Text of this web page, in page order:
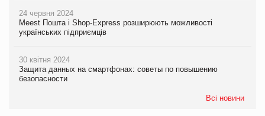
24 червня 2024
Meest Пошта і Shop-Express розширюють можливості
українських підприємців
30 квітня 2024
Защита данных на смартфонах: советы по повышению
безопасности
Всі новини